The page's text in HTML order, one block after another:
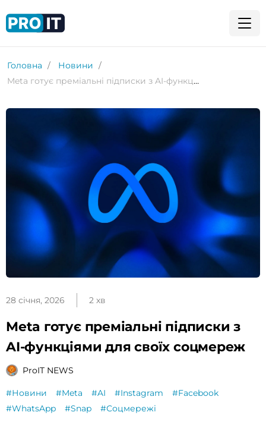
Головна
Новини
Meta готує преміальні підписки з AI-функціями для своїх соцмереж
28 січня, 2026 2 хв
Meta готує преміальні підписки з
AI-функціями для своїх соцмереж
ProIT NEWS
#Новини #Meta #AI #Instagram
#Facebook
#WhatsApp
#Snap #Соцмережі